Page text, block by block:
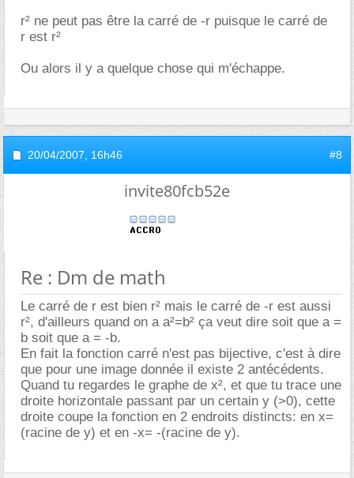
r² ne peut pas être la carré de -r puisque le carré de
r est r²
Ou alors il y a quelque chose qui m'échappe.
20/04/2007, 16h46 #8
invite80fcb52e
Re : Dm de math
Le carré de r est bien r² mais le carré de -r est aussi
r², d'ailleurs quand on a a²=b² ça veut dire soit que a =
b soit que a = -b.
En fait la fonction carré n'est pas bijective, c'est à dire
que pour une image donnée il existe 2 antécédents.
Quand tu regardes le graphe de x², et que tu trace une
droite horizontale passant par un certain y (>0), cette
droite coupe la fonction en 2 endroits distincts: en x=
(racine de y) et en -x= -(racine de y).